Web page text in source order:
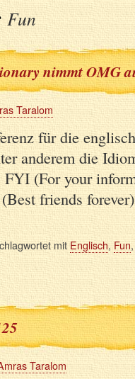
Fun
nimmt OMG
Taralom
für die
anderem die
(For your
friends
mitEnglisch, Fun
Taralom